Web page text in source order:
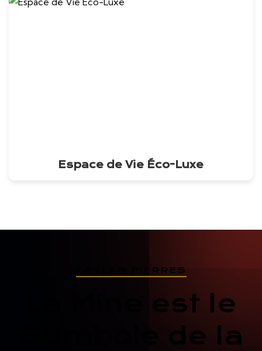
Espace de Vie Éco-Luxe
CEYLAN PIERRES
La Mine est le
Symbole de la